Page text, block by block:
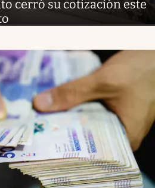
cerró su cotización este